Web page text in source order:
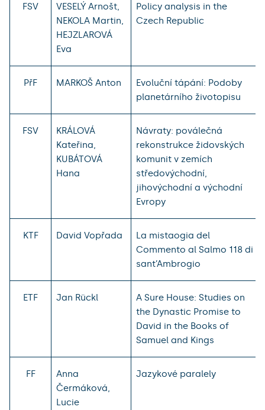
FSV
VESELÝ Arnošt,
NEKOLA Martin,
HEJZLAROVÁ
Eva
Policy analysis in the
Czech Republic
PřF MARKOŠ Anton
Evoluční tápání: Podoby
planetárního životopisu
FSV
KRÁLOVÁ
Kateřina,
KUBÁTOVÁ
Hana
Návraty: poválečná
rekonstrukce židovských
komunit v zemích
středovýchodní,
jihovýchodní a východní
Evropy
KTF David Vopřada
La mistaogia del
Commento al Salmo 118 di
sant’Ambrogio
ETF Jan Rückl
A Sure House: Studies on
the Dynastic Promise to
David in the Books of
Samuel and Kings
FF
Anna
Čermáková,
Lucie
Jazykové paralely